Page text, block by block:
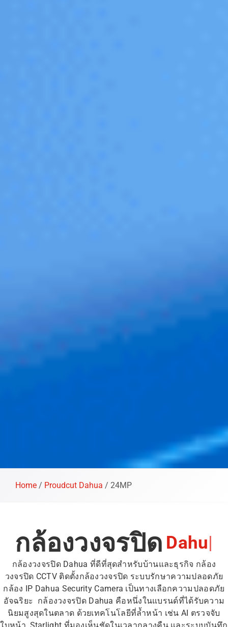
Home / Proudcut Dahua / 24MP
กล้องวงจรปิดDahua
กล้องวงจรปิด Dahua ที่ดีที่สุดสำหรับบ้านและธุรกิจ กล้อง
วงจรปิด CCTV ติดตั้งกล้องวงจรปิด ระบบรักษาความปลอดภัย
กล้อง IP Dahua Security Camera เป็นทางเลือกความปลอดภัย
อัจฉริยะ กล้องวงจรปิด Dahua คือหนึ่งในแบรนด์ที่ได้รับความ
นิยมสูงสุดในตลาด ด้วยเทคโนโลยีที่ล้ำหน้า เช่น AI ตรวจจับ